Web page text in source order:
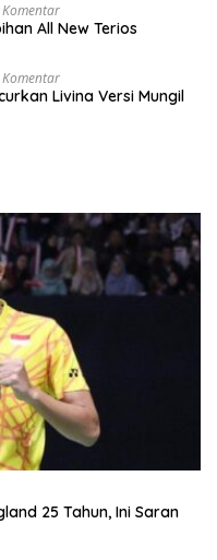
All New Terios
Livina Versi Mungil
25 Tahun, Ini Saran